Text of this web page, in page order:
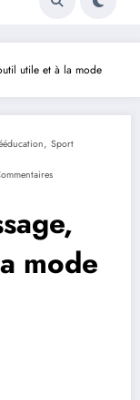
utile et à la mode
, Sport
mode